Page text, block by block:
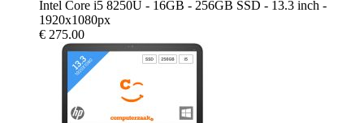
Intel Core i5 8250U - 16GB - 256GB SSD - 13.3 inch -
1920x1080px
€ 275.00